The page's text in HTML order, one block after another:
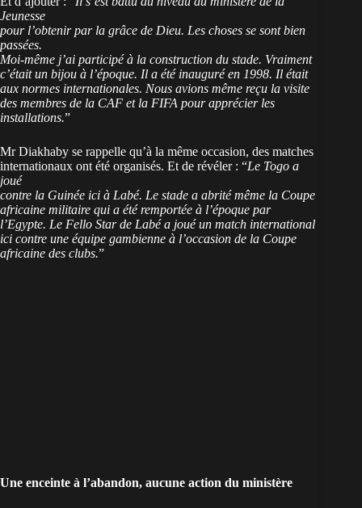
Jeunesse
pour l’obtenir par la grâce de Dieu. Les choses se sont bien
passées.
Moi-même j’ai participé à la construction du stade. Vraiment
c’était un bijou à l’époque. Il a été inauguré en 1998. Il était
aux normes internationales. Nous avions même reçu la visite
des membres de la CAF et la FIFA pour apprécier les
installations.”
Mr Diakhaby se rappelle qu’à la même occasion, des matches
internationaux ont été organisés. Et de révéler : “Le Togo a
joué
contre la Guinée ici à Labé. Le stade a abrité même la Coupe
africaine militaire qui a été remportée à l’époque par
l’Egypte. Le Fello Star de Labé a joué un match international
ici contre une équipe gambienne à l’occasion de la Coupe
africaine des clubs.”
Une enceinte à l’abandon, aucune action du ministère